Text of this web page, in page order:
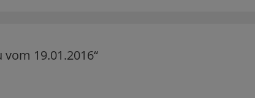
19.01.2016“